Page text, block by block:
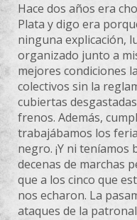
Hace dos años era
Plata y digo era
ninguna explicación,
organizado junto a
mejores condiciones
colectivos sin la
cubiertas
frenos. Además,
trabajábamos los
negro. ¡Y ni teníamos
decenas de marchas
que a los cinco que
nos echaron. La
ataques de la